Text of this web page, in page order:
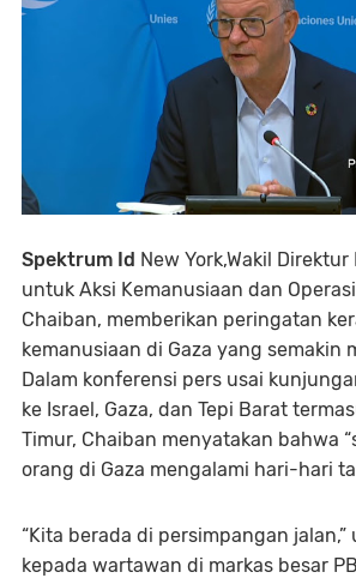
Spektrum Id New York,Wakil Direktur
untuk Aksi Kemanusiaan dan
Chaiban, memberikan peringatan
kemanusiaan di Gaza yang semakin
Dalam konferensi pers usai
ke Israel, Gaza, dan Tepi Barat
Timur, Chaiban menyatakan bahwa
orang di Gaza mengalami hari-hari
“Kita berada di persimpangan jalan,”
kepada wartawan di markas besar